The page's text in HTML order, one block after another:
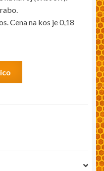
Cena na kos je 0,18